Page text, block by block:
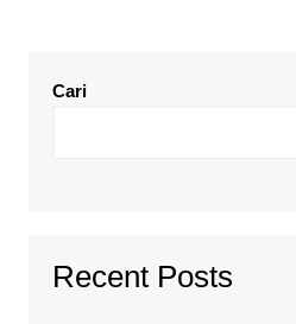
Cari
Recent Posts